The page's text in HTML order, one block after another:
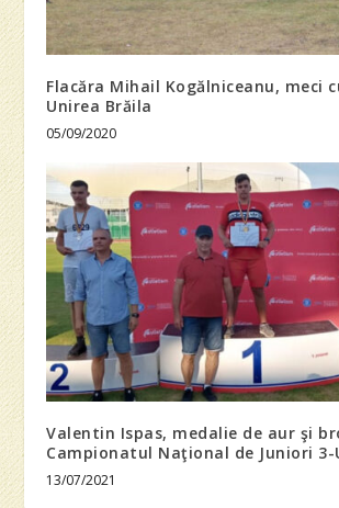
Flacăra Mihail Kogălniceanu, meci
Unirea Brăila
05/09/2020
Valentin Ispas, medalie de aur şi
Campionatul Naţional de Juniori 3-
13/07/2021